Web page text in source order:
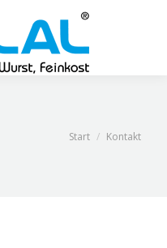
Sie befinden sich
Start Kontakt